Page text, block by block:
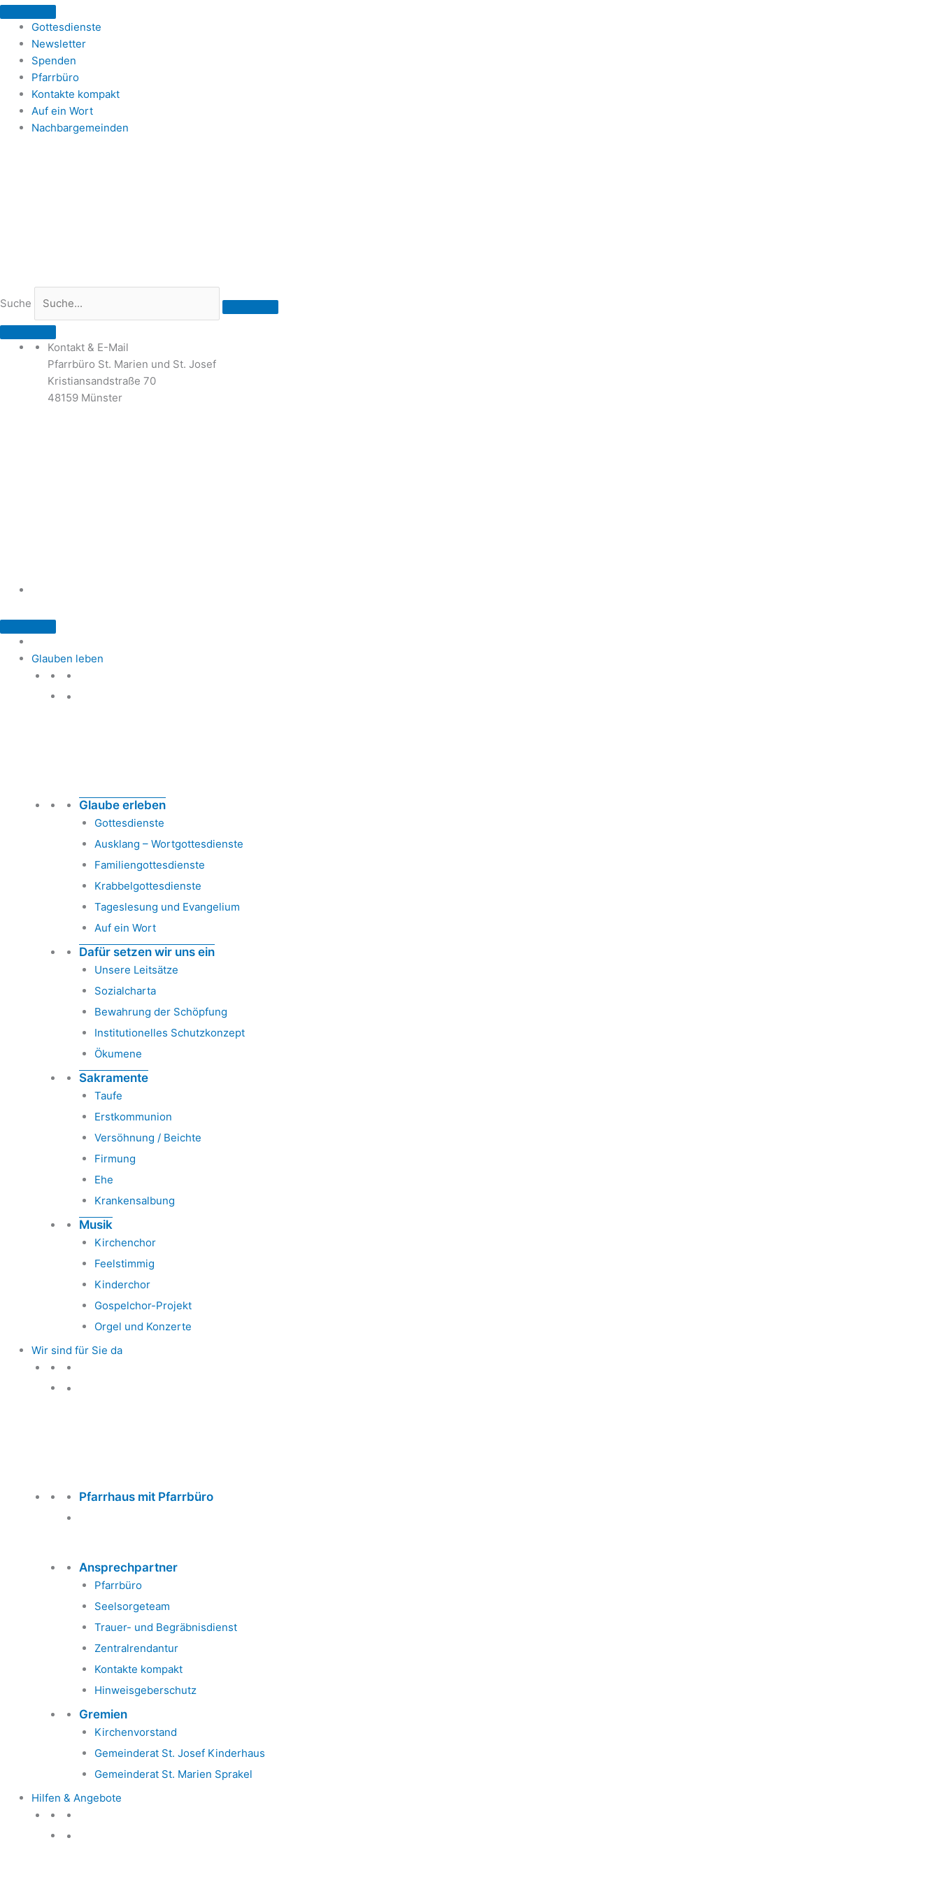
Zum
Inhalt
springen
Gottesdienste
Newsletter
Spenden
Pfarrbüro
Kontakte kompakt
Auf ein Wort
Nachbargemeinden
Suche
Kontakt & E-Mail
Pfarrbüro St. Marien und St. Josef
Kristiansandstraße 70
48159 Münster
Glauben leben
Glaube erleben
Gottesdienste
Ausklang – Wortgottesdienste
Familiengottesdienste
Krabbelgottesdienste
Tageslesung und Evangelium
Auf ein Wort
Dafür setzen wir uns ein
Unsere Leitsätze
Sozialcharta
Bewahrung der Schöpfung
Institutionelles Schutzkonzept
Ökumene
Sakramente
Taufe
Erstkommunion
Versöhnung / Beichte
Firmung
Ehe
Krankensalbung
Musik
Kirchenchor
Feelstimmig
Kinderchor
Gospelchor-Projekt
Orgel und Konzerte
Wir sind für Sie da
Pfarrhaus mit Pfarrbüro
Ansprechpartner
Pfarrbüro
Seelsorgeteam
Trauer- und Begräbnisdienst
Zentralrendantur
Kontakte kompakt
Hinweisgeberschutz
Gremien
Kirchenvorstand
Gemeinderat St. Josef Kinderhaus
Gemeinderat St. Marien Sprakel
Hilfen & Angebote